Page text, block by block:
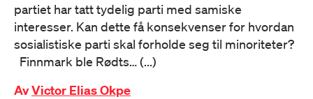
partiet har tatt tydelig parti med samiske
interesser. Kan dette få konsekvenser for hvordan
sosialistiske parti skal forholde seg til minoriteter?
Finnmark ble Rødts… (...)
AvVictor Elias Okpe